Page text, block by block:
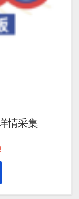
情采集
当
为：
¥299.00。